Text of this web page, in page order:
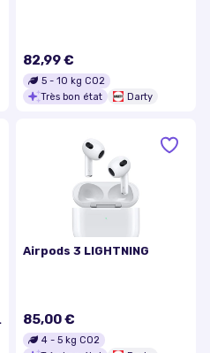
82,99 €
5 - 10 kg CO2
Très bon état
Darty
Airpods 3 LIGHTNING
85,00 €
4 - 5 kg CO2